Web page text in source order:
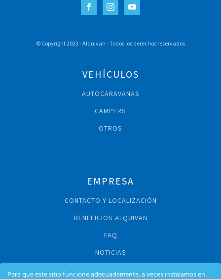
© Copyright 2023 - Alquivan - Todos los derechos reservados
VEHÍCULOS
AUTOCARAVANAS
CAMPERS
OTROS
EMPRESA
CONTACTO Y LOCALIZACIÓN
BENEFICIOS ALQUIVAN
FAQ
NOTICIAS
Para que este sitio funcione adecuadamente, a veces instalamos en